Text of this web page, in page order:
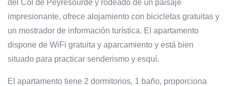
del Col de Peyresourde y rodeado de un paisaje
impresionante, ofrece alojamiento con bicicletas gratuitas y
un mostrador de información turística. El apartamento
dispone de WiFi gratuita y aparcamiento y está bien
situado para practicar senderismo y esquí.
El apartamento tiene 2 dormitorios, 1 baño, proporciona